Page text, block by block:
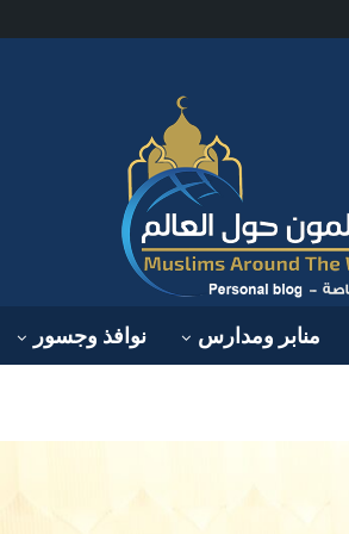
منابر ومدارس نوافذ وجسور